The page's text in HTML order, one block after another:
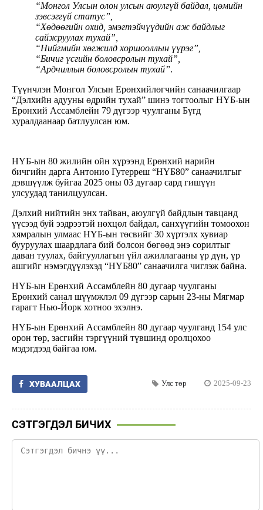
“Монгол Улсын олон улсын аюулгүй байдал, цөмийн
зэвсэггүй статус”,
“Хөдөөгийн охид, эмэгтэйчүүдийн аж байдлыг
сайжруулах тухай”,
“Нийгмийн хөгжилд хоршооллын үүрэг”,
“Бичиг үсгийн боловсролын тухай”
“Ардчиллын боловсролын тухай”.
Түүнчлэн Монгол Улсын Ерөнхийлөгчийн санаачилгаар
“Дэлхийн адууны өдрийн тухай” шинэ тогтоолыг НҮБ-ын
Ерөнхий Ассамблейн 79 дүгээр чуулганы Бүгд
хуралдаанаар батлуулсан юм.
НҮБ-ын 80 жилийн ойн хүрээнд Ерөнхий нарийн
бичгийн дарга Антонио Гутерреш “НҮБ80” санаачилгыг
дэвшүүлж буйгаа 2025 оны 03 дугаар сард гишүүн
улсуудад танилцуулсан.
Дэлхий нийтийн энх тайван, аюулгүй байдлын тавцанд
үүсээд буй ээдрээтэй нөхцөл байдал, санхүүгийн томоохон
хямралын улмаас НҮБ-ын төсвийг 30 хүртэлх хувиар
бууруулах шаардлага бий болсон бөгөөд энэ сорилтыг
даван туулах, байгууллагын үйл ажиллагааны үр дүн, үр
ашгийг нэмэгдүүлэхэд “НҮБ80” санаачилга чиглэж байна.
НҮБ-ын Ерөнхий Ассамблейн 80 дугаар чуулганы
Ерөнхий санал шүүмжлэл 09 дүгээр сарын 23-ны Мягмар
гарагт Нью-Йорк хотноо эхэлнэ.
НҮБ-ын Ерөнхий Ассамблейн 80 дугаар чуулганд 154 улс
орон төр, засгийн тэргүүний түвшинд оролцохоо
мэдэгдээд байгаа юм.
ХУВААЛЦАХ Улс төр 2025-09-23
СЭТГЭГДЭЛ БИЧИХ